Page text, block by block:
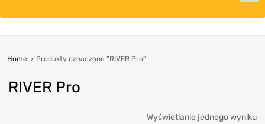
Home Produkty oznaczone “RIVER Pro”
RIVER Pro
Wyświetlanie jednego wyniku